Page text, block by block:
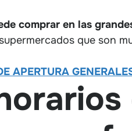
comprar en las
que son
APERTURA